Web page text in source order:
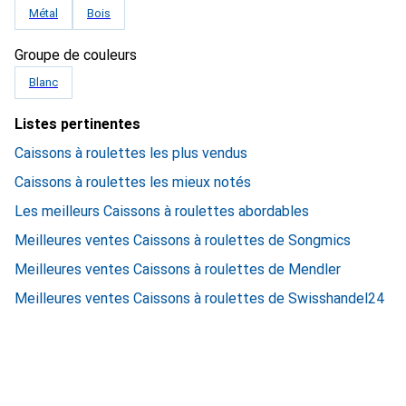
Métal Bois
Groupe de couleurs
Blanc
Listes pertinentes
Caissons à roulettes les plus vendus
Caissons à roulettes les mieux notés
Les meilleurs Caissons à roulettes abordables
Meilleures ventes Caissons à roulettes de Songmics
Meilleures ventes Caissons à roulettes de Mendler
Meilleures ventes Caissons à roulettes de Swisshandel24